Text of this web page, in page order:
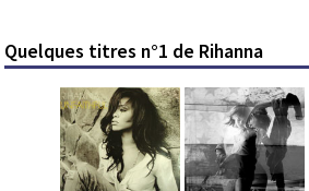
Quelques titres n°1 de Rihanna